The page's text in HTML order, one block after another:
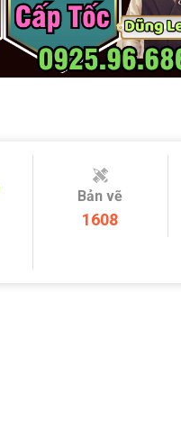
Bản vẽ
1608